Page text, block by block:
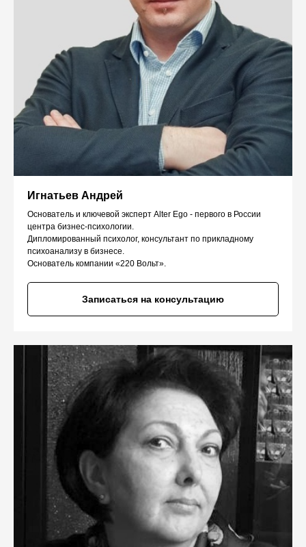
Игнатьев Андрей
Основатель и ключевой эксперт Alter Ego - первого в России
центра бизнес-психологии.
Дипломированный психолог, консультант по прикладному
психоанализу в бизнесе.
Основатель компании «220 Вольт».
Записаться на консультацию